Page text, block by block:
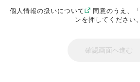
個人情報の扱いについて
同意のうえ、
ンを押してください。